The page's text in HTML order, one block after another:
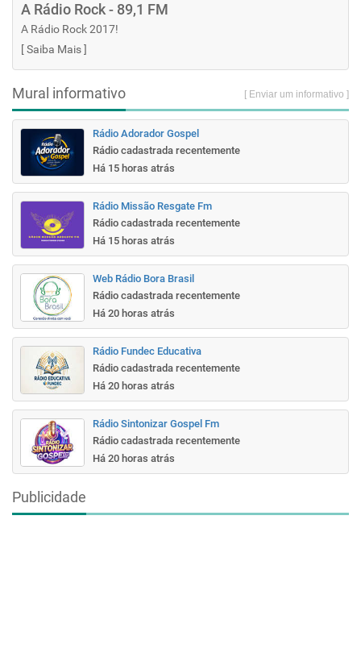
A Rádio Rock - 89,1 FM
A Rádio Rock 2017!
[Saiba Mais]
Mural informativo [ Enviar um informativo ]
Rádio Adorador Gospel
Rádio cadastrada recentemente
Há 15 horas atrás
Rádio Missão Resgate Fm
Rádio cadastrada recentemente
Há 15 horas atrás
Web Rádio Bora Brasil
Rádio cadastrada recentemente
Há 20 horas atrás
Rádio Fundec Educativa
Rádio cadastrada recentemente
Há 20 horas atrás
Rádio Sintonizar Gospel Fm
Rádio cadastrada recentemente
Há 20 horas atrás
Publicidade